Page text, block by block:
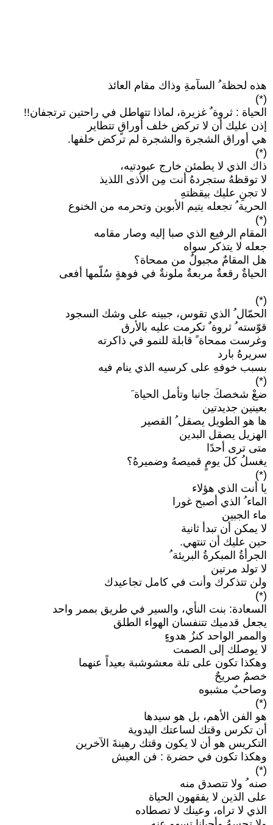
هذه لحظة ُ السآمةِ وذاك مقام العائذ
(*)
الحياة : ثروة ٌ غزيرة، لماذا تتهاطل في راحتين ترتجفان!!
إذن عليك أن لا تركض خلف أوراقٍ تتطاير
هي أوراق الشجرة والشجرة لم تركض خلفها.
(*)
ذاك الذي لا يطمئن خارج عبودتيه،
لا توقظهُ ستجردهُ أنت مِن الأذى اللذيذ
لا تجنِ عليك بيقظتهِ
الحرية ُ تجعله يتيم الأبوين وتحرمه من الخنوع
(*)
المقام الرفيع الذي صبا إليه وصار مقامه
جعله لا يتذكر سواه
هل المقامٌ مجبولٌ من ممحاة؟
الحياةٌ رقعةٌ مربعةٌ ملونةٌ في فوهةٍ سُلّمها أفعى
(*)
الحمّال ُ الذي تقوس، جبينه على وشك السجود
قوّسته ُ ثروة ٌ تكرمت عليه بالأرق
وغرست ممحاة ً قابلة للنمو في ذاكرته
سريرهُ بارد
بسبب خوفهِ على كرسيه الذي ينام فيه
(*)
ضعْ شخصكَ جانبا وتأمل الحياة َ
بعينين جديدتين
ها هو الطويل يصقل ُ القصير
الهزيل يصقل البدين
متى ترى أحدًا
يغسلُ كلَ يومٍ قميصهُ وضميرهُ؟
(*)
يا أنت الذي هؤلاء
الماء ُ الذي أصبح غورا
ماء الجبين
لا يمكن أن تبدأ ثانية
حين عليك أن تنتهي.
الجرأةُ المبكرةُ البريئة ُ
لا تولد مرتين
ولن تتذكرك وأنت في كامل تجاعيدك
(*)
السعادة: بنت النأي، والسير في طريق بممر واحد
يجعل قدميك تتنفسان الهواء الطلق
والممر الواحد كنزُ هدوءٍ
لا يوصلك إلى الصمت
وهكذا تكون على تلة معشوشبة بعيداً عنهما
خصمٌ صريحٌ
وصاحبٌ مشبوه
(*)
هو الفن الأهم، بل هو سيدها
أن تكرس وقتك لساعتك اليدوية
التكريس هو أن لا يكون وقتك رهينةَ الآخرين
وهكذا تكون في حضرة : فن العيش
(*)
صنه ُ ولا تتصدق منه
على الذين لا يفقهون الحياة
الذي لا تراه، وعينك لا تصطاده